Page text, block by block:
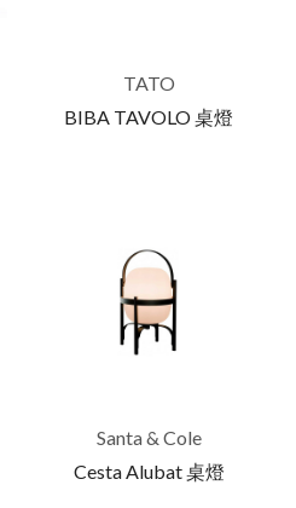
TATO
BIBA TAVOLO 桌燈
Santa & Cole
Cesta Alubat 桌燈